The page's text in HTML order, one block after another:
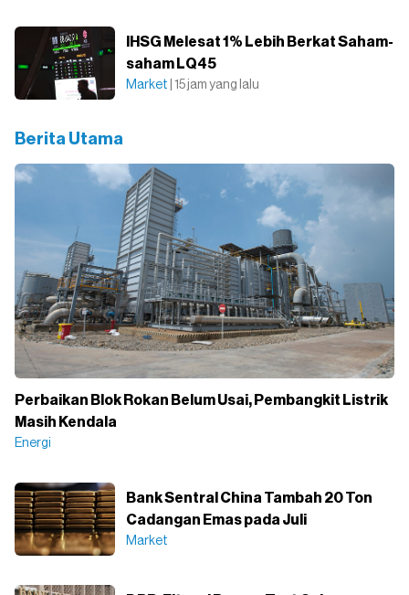
IHSG Melesat 1% Lebih Berkat Saham-
saham LQ45
Market | 15 jam yang lalu
Berita Utama
Perbaikan Blok Rokan Belum Usai, Pembangkit Listrik
Masih Kendala
Energi
Bank Sentral China Tambah 20 Ton
Cadangan Emas pada Juli
Market